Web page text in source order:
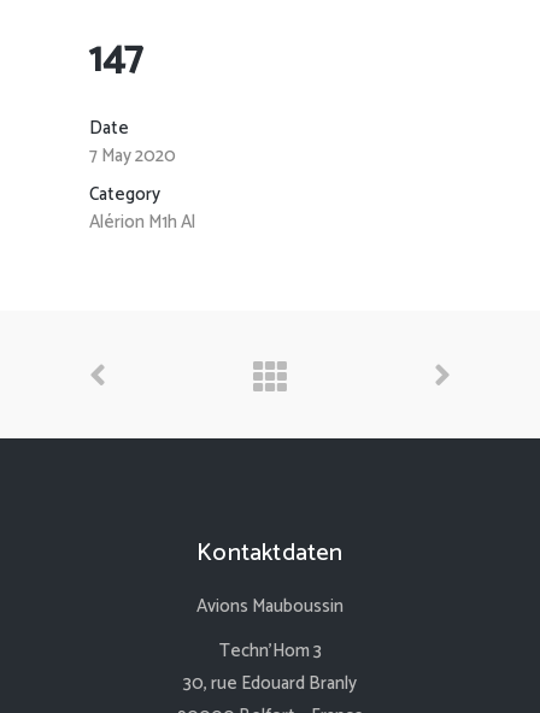
147
Date
7 May 2020
Category
Alérion M1h Al
Kontaktdaten
Avions Mauboussin
Techn’Hom 3
30, rue Edouard Branly